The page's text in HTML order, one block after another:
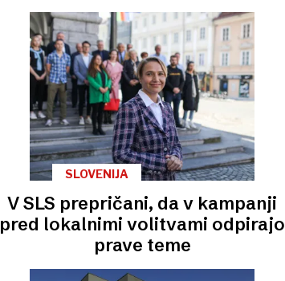
SLOVENIJA
V SLS prepričani, da v kampanji
pred lokalnimi volitvami odpirajo
prave teme